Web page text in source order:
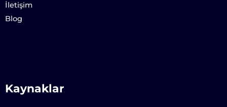
İletişim
Blog
Kaynaklar